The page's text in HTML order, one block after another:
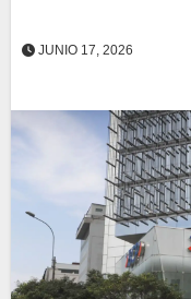
JUNIO 17, 2026